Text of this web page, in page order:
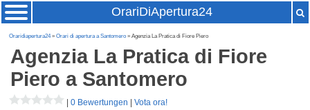
OrariDiApertura24
Oraridiapertura24»Orari di apertura a Santomero » Agenzia La Pratica di Fiore Piero
Agenzia La Pratica di Fiore
Piero a Santomero
|0 Bewertungen |Vota ora!